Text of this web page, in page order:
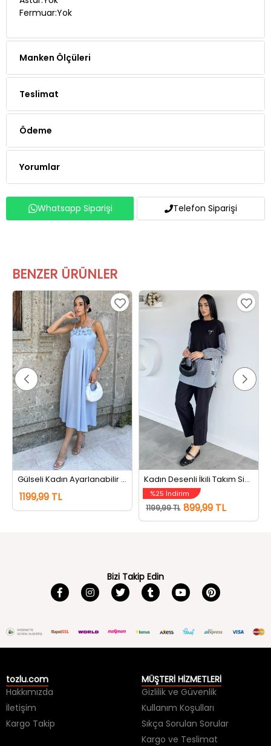
Manken Ölçüleri
Teslimat
Ödeme
Yorumlar
Gülseli Kadın Ayarlanabilir Askılı Gül Figürlü Bluz Bel Lastikli Pantolon İkili Takım Mavi
1199,99 TL
Kadın Desenli İkili Takım Siyah Çizgili
%25 İndirim
1199,99 TL 899,99 TL
Hakkımızda
İletişim
Kargo Takip
Gizlilik ve Güvenlik
Kullanım Koşulları
Sıkça Sorulan Sorular
Kargo ve Teslimat
İade ve Değişim